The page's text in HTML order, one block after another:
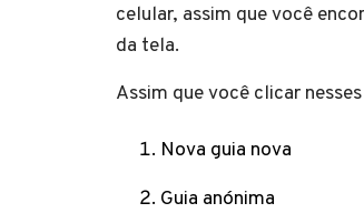
celular, assim que você
da tela.
Assim que você clicar
Nova guia nova
Guia anónima